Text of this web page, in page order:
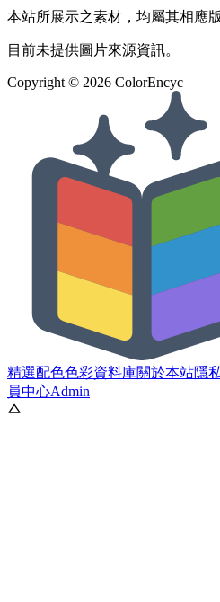
本站所展示之素材，均屬其相應
目前未提供圖片來源資訊。
Copyright © 2026 ColorEncyc
精選配色色彩資料庫關於本站隱
員中心Admin